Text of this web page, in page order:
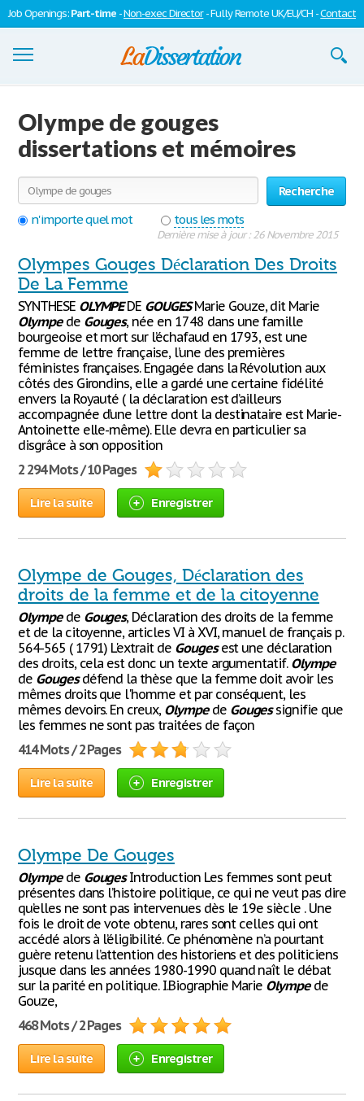
Job Openings:Part-time -Non-exec Director- Fully Remote UK/EU/CH -Contact
S'inscrire
Se connecter
Contactez-nous
Olympe de gouges
dissertations et mémoires
Recherche
n'importe quel mot
tous les mots
Dernière mise à jour : 26 Novembre 2015
Olympes Gouges Déclaration Des Droits
De La Femme
SYNTHESE OLYMPEDE GOUGESMarie Gouze, dit Marie
Olympede Gouges, née en 1748 dans une famille
bourgeoise et mort sur l’échafaud en 1793, est une
femme de lettre française, l’une des premières
féministes françaises. Engagée dans la Révolution aux
côtés des Girondins, elle a gardé une certaine fidélité
envers la Royauté ( la déclaration est d’ailleurs
accompagnée d’une lettre dont la destinataire est Marie-
Antoinette elle-même). Elle devra en particulier sa
disgrâce à son opposition
2 294 Mots / 10 Pages
Lire la suite Enregistrer
Olympe de Gouges, Déclaration des
droits de la femme et de la citoyenne
Olympede Gouges, Déclaration des droits de la femme
et de la citoyenne, articles VI à XVI, manuel de français p.
564-565 ( 1791) L'extrait de Gougesest une déclaration
des droits, cela est donc un texte argumentatif. Olympe
de Gougesdéfend la thèse que la femme doit avoir les
mêmes droits que l'homme et par conséquent, les
mêmes devoirs. En creux, Olympede Gougessignifie que
les femmes ne sont pas traitées de façon
414 Mots / 2 Pages
Lire la suite Enregistrer
Olympe De Gouges
Olympede GougesIntroduction Les femmes sont peut
présentes dans l’histoire politique, ce qui ne veut pas dire
qu’elles ne sont pas intervenues dès le 19e siècle . Une
fois le droit de vote obtenu, rares sont celles qui ont
accédé alors à l’éligibilité. Ce phénomène n’a pourtant
guère retenu l’attention des historiens et des politiciens
jusque dans les années 1980-1990 quand naît le débat
sur la parité en politique. I.Biographie Marie Olympede
Gouze,
468 Mots / 2 Pages
Lire la suite Enregistrer